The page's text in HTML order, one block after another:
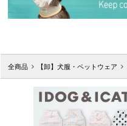
全商品 【卸】犬服・ペットウェア